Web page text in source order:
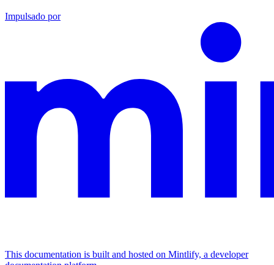
Impulsado por
This documentation is built and hosted on Mintlify, a developer